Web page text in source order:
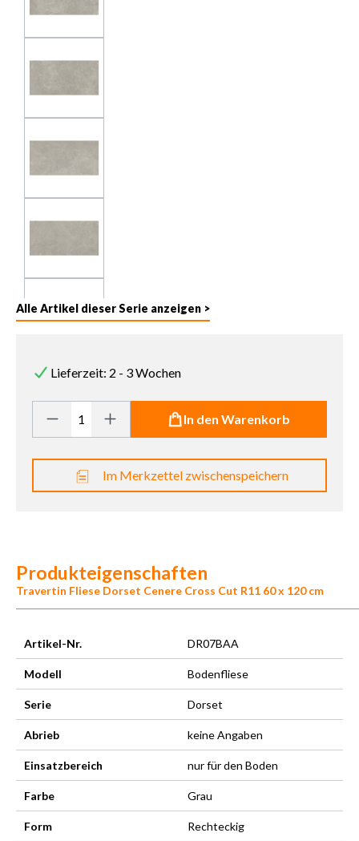
Alle Artikel dieser Serie anzeigen >
Lieferzeit: 2 - 3 Wochen
Produkt Anzahl: Gib den gewünschten Wert ein oder benutze
In den Warenkorb
Im Merkzettel zwischenspeichern
Produkteigenschaften
Travertin Fliese Dorset Cenere Cross Cut R11 60 x 120 cm
Artikel-Nr. DR07BAA
Modell Bodenfliese
Serie Dorset
Abrieb keine Angaben
Einsatzbereich nur für den Boden
Farbe Grau
Form Rechteckig